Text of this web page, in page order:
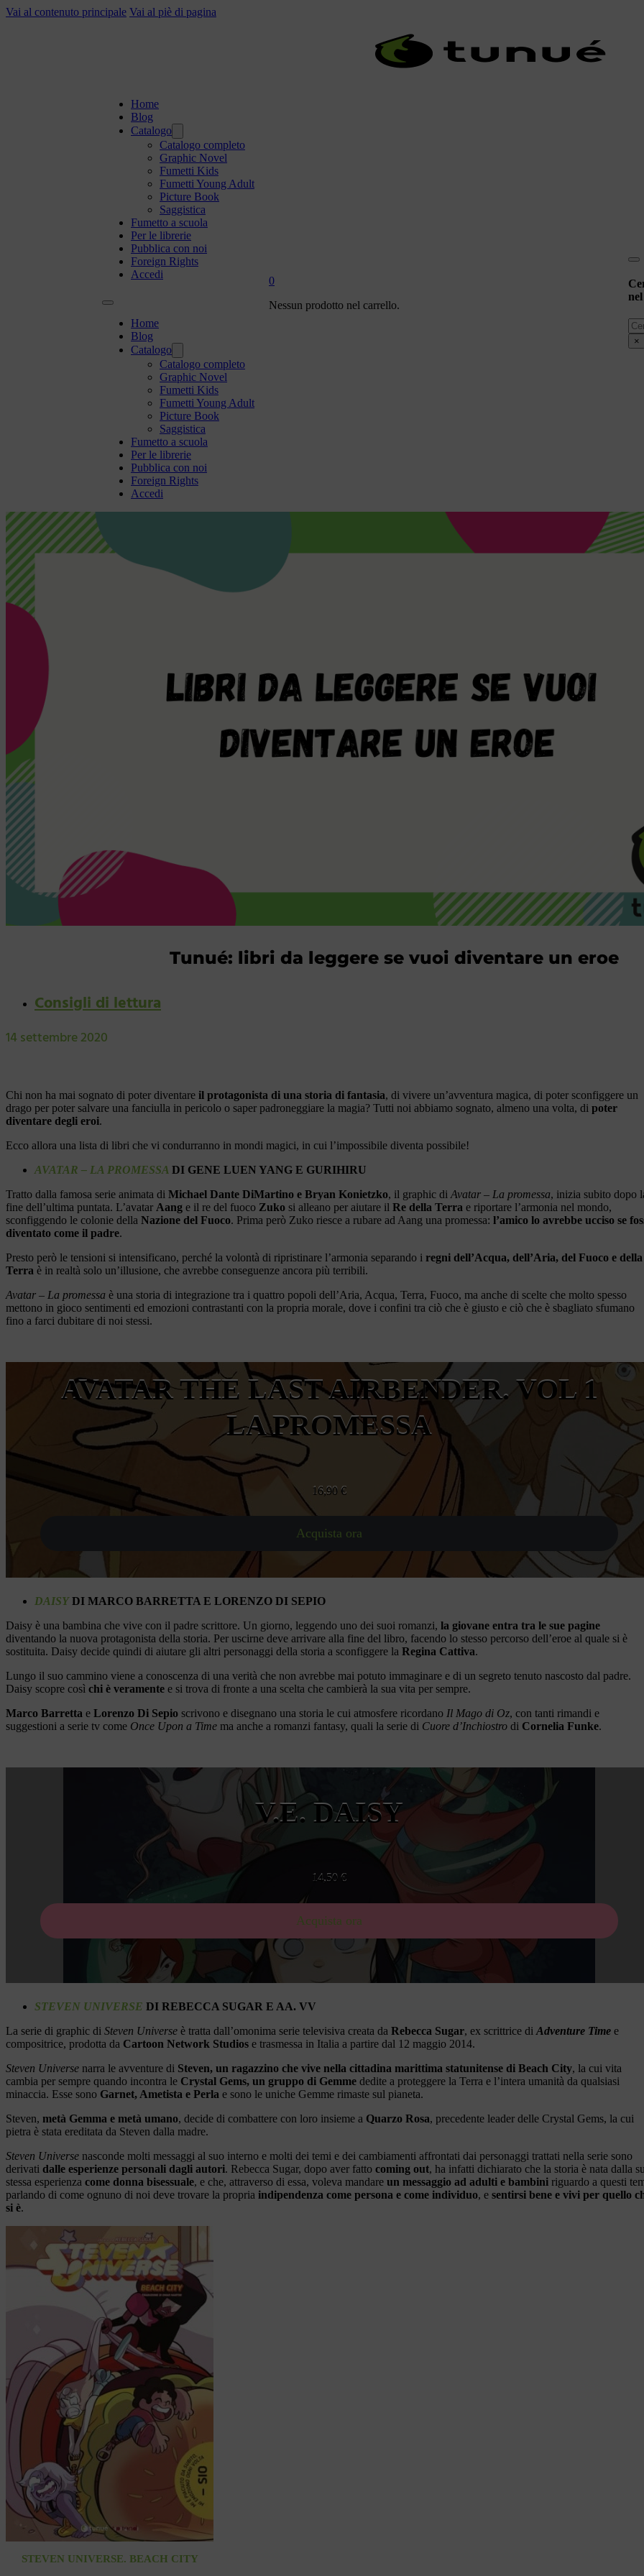
Vai al contenuto principale Vai al piè di pagina
Home
Blog
Catalogo
Catalogo completo
Graphic Novel
Fumetti Kids
Fumetti Young Adult
Picture Book
Saggistica
Fumetto a scuola
Per le librerie
Pubblica con noi
Foreign Rights
Accedi
Home
Blog
Catalogo
Catalogo completo
Graphic Novel
Fumetti Kids
Fumetti Young Adult
Picture Book
Saggistica
Fumetto a scuola
Per le librerie
Pubblica con noi
Foreign Rights
Accedi
0
Nessun prodotto nel carrello.
×
Tunué: libri da leggere se vuoi diventare un eroe
Consigli di lettura
14 settembre 2020
Chi non ha mai sognato di poter diventare il protagonista di una storia di fantasia, di vivere un’avventura magica, di poter sconfiggere un
drago per poter salvare una fanciulla in pericolo o saper padroneggiare la magia? Tutti noi abbiamo sognato, almeno una volta, di poter
diventare degli eroi.
Ecco allora una lista di libri che vi condurranno in mondi magici, in cui l’impossibile diventa possibile!
AVATAR – LA PROMESSA DI GENE LUEN YANG E GURIHIRU
Tratto dalla famosa serie animata di Michael Dante DiMartino e Bryan Konietzko, il graphic di Avatar – La promessa, inizia subito dopo
fine dell’ultima puntata. L’avatar Aang e il re del fuoco Zuko si alleano per aiutare il Re della Terra e riportare l’armonia nel mondo,
sconfiggendo le colonie della Nazione del Fuoco. Prima però Zuko riesce a rubare ad Aang una promessa: l’amico lo avrebbe ucciso se
diventato come il padre.
Presto però le tensioni si intensificano, perché la volontà di ripristinare l’armonia separando i regni dell’Acqua, dell’Aria, del Fuoco e della
Terra è in realtà solo un’illusione, che avrebbe conseguenze ancora più terribili.
Avatar – La promessa è una storia di integrazione tra i quattro popoli dell’Aria, Acqua, Terra, Fuoco, ma anche di scelte che molto spesso
mettono in gioco sentimenti ed emozioni contrastanti con la propria morale, dove i confini tra ciò che è giusto e ciò che è sbagliato sfumano
fino a farci dubitare di noi stessi.
AVATAR THE LAST AIRBENDER. VOL 1
LA PROMESSA
16,90 €
Acquista ora
DAISYDI MARCO BARRETTA E LORENZO DI SEPIO
Daisy è una bambina che vive con il padre scrittore. Un giorno, leggendo uno dei suoi romanzi, la giovane entra tra le sue pagine
diventando la nuova protagonista della storia. Per uscirne deve arrivare alla fine del libro, facendo lo stesso percorso dell’eroe al quale si è
sostituita. Daisy decide quindi di aiutare gli altri personaggi della storia a sconfiggere la Regina Cattiva.
Lungo il suo cammino viene a conoscenza di una verità che non avrebbe mai potuto immaginare e di un segreto tenuto nascosto dal padre.
Daisy scopre così chi è veramente e si trova di fronte a una scelta che cambierà la sua vita per sempre.
Marco Barretta e Lorenzo Di Sepio scrivono e disegnano una storia le cui atmosfere ricordano Il Mago di Oz, con tanti rimandi e
suggestioni a serie tv come Once Upon a Time ma anche a romanzi fantasy, quali la serie di Cuore d’Inchiostro di Cornelia Funke.
V.E. DAISY
14,50 €
Acquista ora
STEVEN UNIVERSE DI REBECCA SUGAR E AA. VV
La serie di graphic di Steven Universe è tratta dall’omonima serie televisiva creata da Rebecca Sugar, ex scrittrice di Adventure Time e
compositrice, prodotta da Cartoon Network Studios e trasmessa in Italia a partire dal 12 maggio 2014.
Steven Universe narra le avventure di Steven, un ragazzino che vive nella cittadina marittima statunitense di Beach City, la cui vita
cambia per sempre quando incontra le Crystal Gems, un gruppo di Gemme dedite a proteggere la Terra e l’intera umanità da qualsiasi
minaccia. Esse sono Garnet, Ametista e Perla e sono le uniche Gemme rimaste sul pianeta.
Steven, metà Gemma e metà umano, decide di combattere con loro insieme a Quarzo Rosa, precedente leader delle Crystal Gems, la cui
pietra è stata ereditata da Steven dalla madre.
Steven Universe nasconde molti messaggi al suo interno e molti dei temi e dei cambiamenti affrontati dai personaggi trattati nella serie sono
derivati dalle esperienze personali dagli autori. Rebecca Sugar, dopo aver fatto coming out, ha infatti dichiarato che la storia è nata dalla
stessa esperienza come donna bisessuale, e che, attraverso di essa, voleva mandare un messaggio ad adulti e bambini riguardo a questi
parlando di come ognuno di noi deve trovare la propria indipendenza come persona e come individuo, e sentirsi bene e vivi per quello
si è.
STEVEN UNIVERSE. BEACH CITY